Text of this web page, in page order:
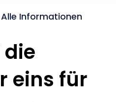
Alle Informationen
eins für